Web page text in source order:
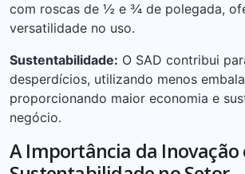
com roscas de ½ e ¾ de polegada,
versatilidade no uso.
Sustentabilidade: O SAD contribui
desperdícios, utilizando menos
proporcionando maior economia e
negócio.
A Importância da Inovação